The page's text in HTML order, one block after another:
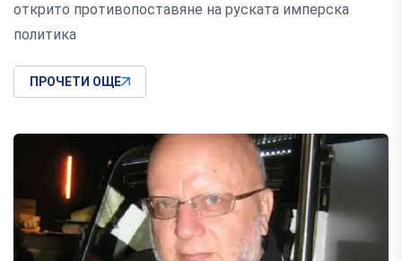
открито противопоставяне на руската имперска
политика
ПРОЧЕТИ ОЩЕ